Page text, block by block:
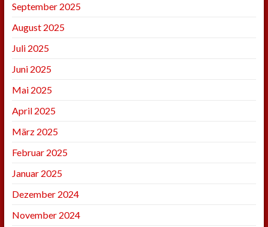
September 2025
August 2025
Juli 2025
Juni 2025
Mai 2025
April 2025
März 2025
Februar 2025
Januar 2025
Dezember 2024
November 2024